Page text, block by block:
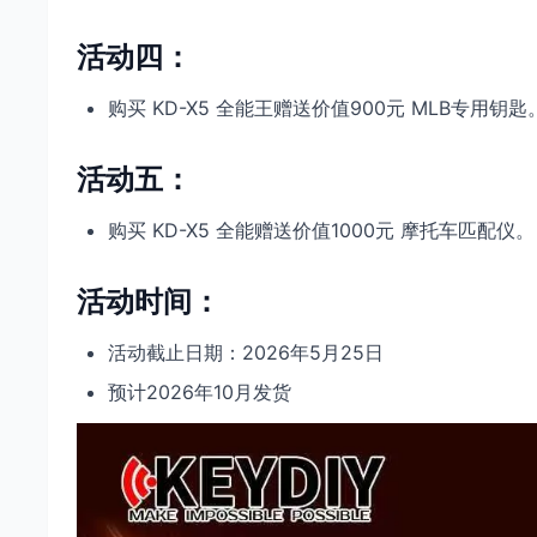
活动四：
购买 KD-X5 全能王赠送价值900元 MLB专用钥匙
活动五：
购买 KD-X5 全能赠送价值1000元 摩托车匹配仪。
活动时间：
活动截止日期：2026年5月25日
预计2026年10月发货